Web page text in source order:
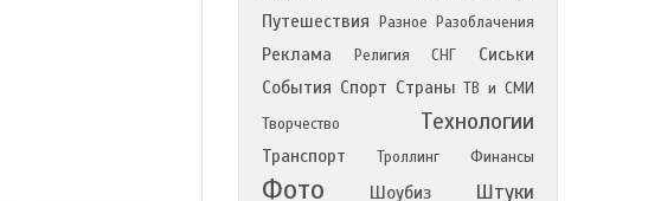
Путешествия
Разное Разоблачения
Реклама Религия СНГ
Сиськи
События Спорт Страны ТВ и СМИ
Творчество
Технологии
Транспорт Троллинг Финансы
Фото Шоубиз Штуки